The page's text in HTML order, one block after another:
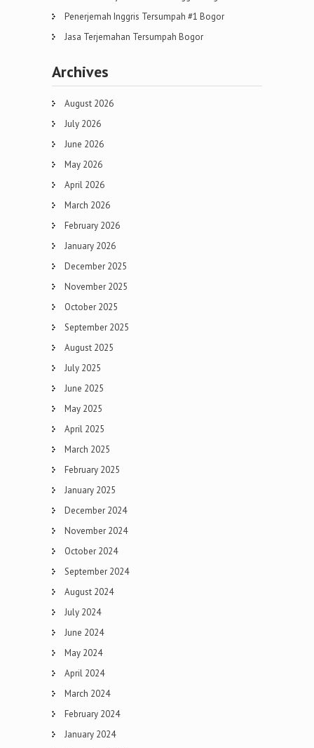
Penerjemah Inggris Tersumpah #1 Bogor
Jasa Terjemahan Tersumpah Bogor
Archives
August 2026
July 2026
June 2026
May 2026
April 2026
March 2026
February 2026
January 2026
December 2025
November 2025
October 2025
September 2025
August 2025
July 2025
June 2025
May 2025
April 2025
March 2025
February 2025
January 2025
December 2024
November 2024
October 2024
September 2024
August 2024
July 2024
June 2024
May 2024
April 2024
March 2024
February 2024
January 2024